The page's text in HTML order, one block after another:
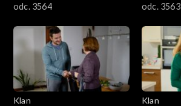
odc. 3564
odc. 3563
Klan
Klan